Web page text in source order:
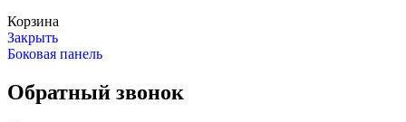
Корзина
Закрыть
Боковая панель
Обратный звонок